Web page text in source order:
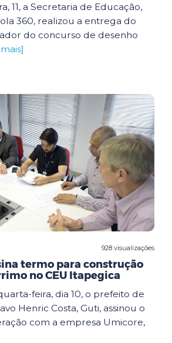
11, a Secretaria de Educação,
360, realizou a entrega do
do concurso de desenho
928 visualizações
termo para construção
no CEU Itapegica
feira, dia 10, o prefeito de
Henric Costa, Guti, assinou o
com a empresa Umicore,